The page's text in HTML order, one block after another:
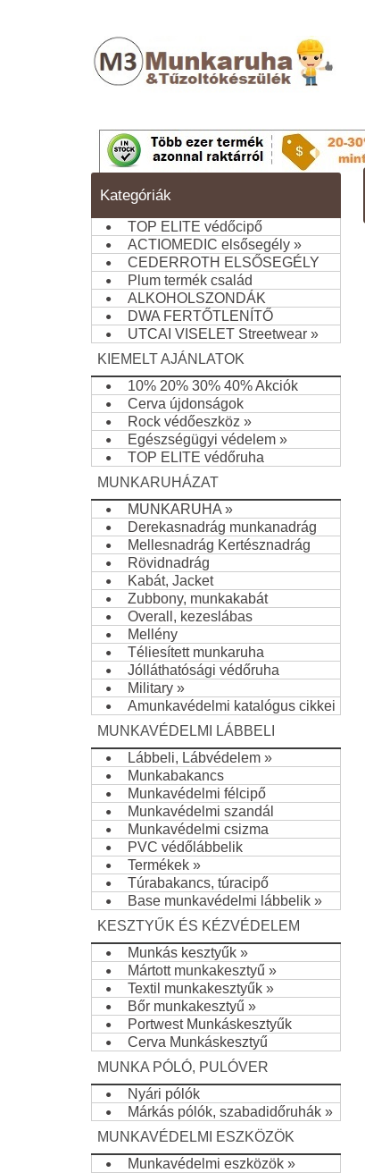
Kategóriák
TOP ELITE védőcipő
ACTIOMEDIC elsősegély »
CEDERROTH ELSŐSEGÉLY
Plum termék család
ALKOHOLSZONDÁK
DWA FERTŐTLENÍTŐ
UTCAI VISELET Streetwear »
KIEMELT AJÁNLATOK
10% 20% 30% 40% Akciók
Cerva újdonságok
Rock védőeszköz »
Egészségügyi védelem »
TOP ELITE védőruha
MUNKARUHÁZAT
MUNKARUHA »
Derekasnadrág munkanadrág
Mellesnadrág Kertésznadrág
Rövidnadrág
Kabát, Jacket
Zubbony, munkakabát
Overall, kezeslábas
Mellény
Téliesített munkaruha
Jólláthatósági védőruha
Military »
Amunkavédelmi katalógus cikkei
»
MUNKAVÉDELMI LÁBBELI
Lábbeli, Lábvédelem »
Munkabakancs
Munkavédelmi félcipő
Munkavédelmi szandál
Munkavédelmi csizma
PVC védőlábbelik
Termékek »
Túrabakancs, túracipő
Base munkavédelmi lábbelik »
KESZTYŰK ÉS KÉZVÉDELEM
Munkás kesztyűk »
Mártott munkakesztyű »
Textil munkakesztyűk »
Bőr munkakesztyű »
Portwest Munkáskesztyűk
Cerva Munkáskesztyű
MUNKA PÓLÓ, PULÓVER
Nyári pólók
Márkás pólók, szabadidőruhák »
MUNKAVÉDELMI ESZKÖZÖK
Munkavédelmi eszközök »